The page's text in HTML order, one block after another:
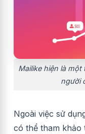
Mailike hiện là
người
Ngoài việc sử
có thể tham khảo